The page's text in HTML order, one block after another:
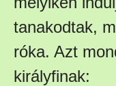
tanakodtak,
róka. Azt
királyfinak: